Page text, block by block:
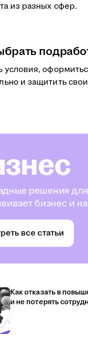
из разных сфер.
условия,
и защитить
решения для
бизнес и
все статьи
Как отказать в
и не потерять